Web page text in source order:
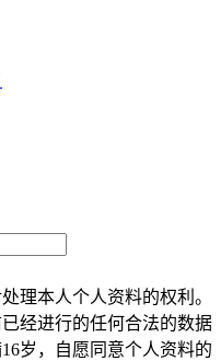
理本人个人资料的权利。
经进行的任何合法的数据
岁，自愿同意个人资料的